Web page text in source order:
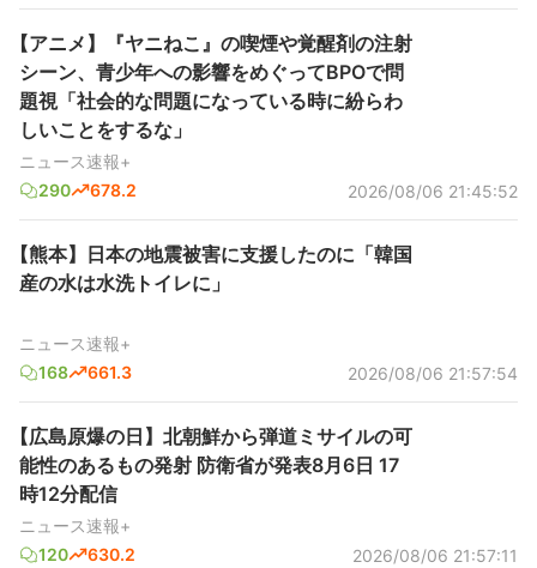
【アニメ】『ヤニねこ』の喫煙や覚醒剤の注射
シーン、青少年への影響をめぐってBPOで問
題視「社会的な問題になっている時に紛らわ
しいことをするな」
ニュース速報+
290
678.2 2026/08/06 21:45:52
【熊本】日本の地震被害に支援したのに「韓国
産の水は水洗トイレに」
ニュース速報+
168
661.3 2026/08/06 21:57:54
【広島原爆の日】北朝鮮から弾道ミサイルの可
能性のあるもの発射 防衛省が発表8月6日 17
時12分配信
ニュース速報+
120
630.2 2026/08/06 21:57:11